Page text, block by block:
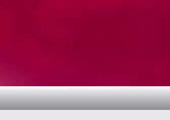
per il